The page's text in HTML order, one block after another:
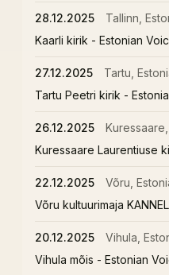
28.12.2025
Tallinn,
Kaarli kirik - Estonian
27.12.2025
Tartu,
Tartu Peetri kirik -
26.12.2025
Kuressaare Laurentiuse
22.12.2025
Võru,
Võru kultuurimaja
20.12.2025
Vihula,
Vihula mõis - Estonian